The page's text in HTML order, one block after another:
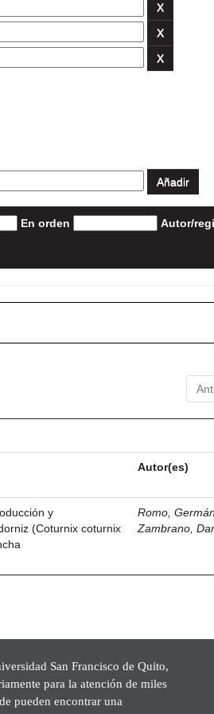
En orden Autor/
Autor(es)
y
(Coturnix coturnix
Romo,
Zambrano,
San Francisco de Quito,
para la atención de miles
pueden encontrar una